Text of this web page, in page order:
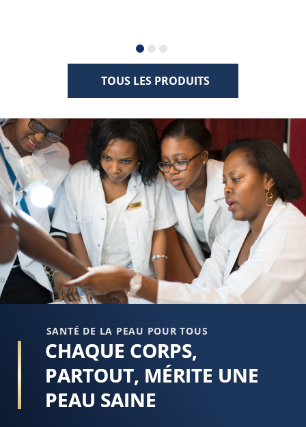
Pro
souple
et
doux
lotion
sérum
est
de
5.0
sur
5
à
de
1
notes.
5
à
1
TOUS LES PRODUITS
SANTÉ DE LA PEAU POUR TOUS
CHAQUE CORPS,
PARTOUT, MÉRITE UNE
PEAU SAINE